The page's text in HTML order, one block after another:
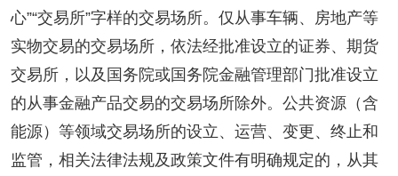
心”“交易所”字样的交易场所。仅从事车辆、房地产等
实物交易的交易场所，依法经批准设立的证券、期货
交易所，以及国务院或国务院金融管理部门批准设立
的从事金融产品交易的交易场所除外。公共资源（含
能源）等领域交易场所的设立、运营、变更、终止和
监管，相关法律法规及政策文件有明确规定的，从其